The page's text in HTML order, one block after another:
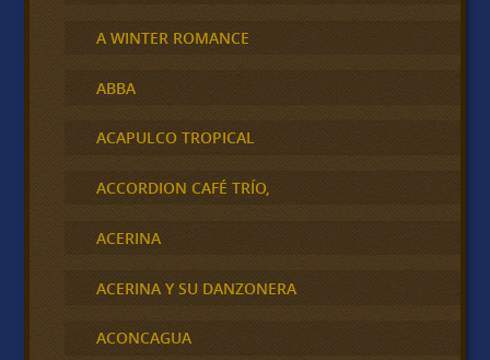
A WINTER ROMANCE
ABBA
ACAPULCO TROPICAL
ACCORDION CAFÉ TRÍO,
ACERINA
ACERINA Y SU DANZONERA
ACONCAGUA